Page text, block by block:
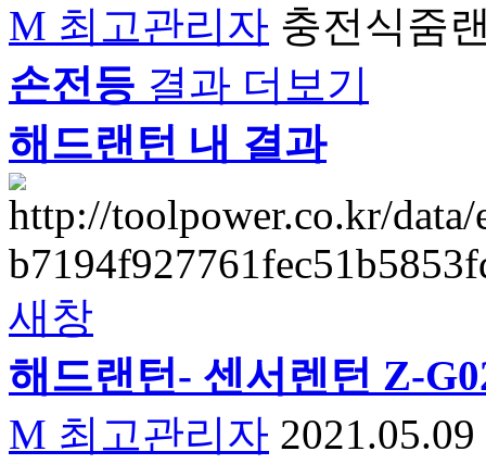
M 최고관리자 충전식줌
손전등 결과 더보기
해드랜턴 내 결과
새창
해드랜턴- 센서렌턴 Z-
M 최고관리자